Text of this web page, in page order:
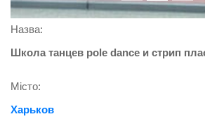
Назва:
Школа танцев pole dance и стрип
Місто:
Харьков